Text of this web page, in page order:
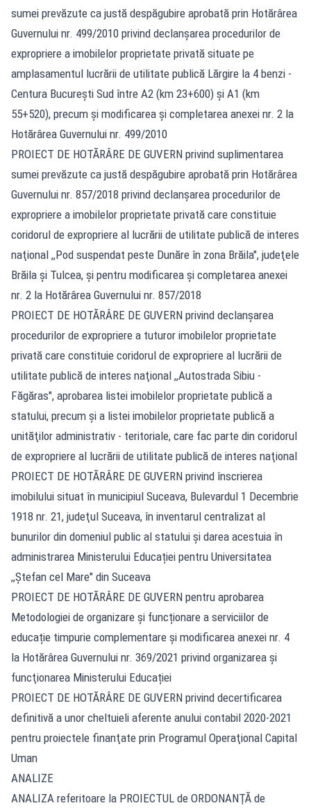
sumei prevăzute ca justă despăgubire aprobată prin Hotărârea
Guvernului nr. 499/2010 privind declanşarea procedurilor de
expropriere a imobilelor proprietate privată situate pe
amplasamentul lucrării de utilitate publică Lărgire la 4 benzi -
Centura Bucureşti Sud între A2 (km 23+600) şi A1 (km
55+520), precum şi modificarea şi completarea anexei nr. 2 la
Hotărârea Guvernului nr. 499/2010
PROIECT DE HOTĂRÂRE DE GUVERN privind suplimentarea
sumei prevăzute ca justă despăgubire aprobată prin Hotărârea
Guvernului nr. 857/2018 privind declanşarea procedurilor de
expropriere a imobilelor proprietate privată care constituie
coridorul de expropriere al lucrării de utilitate publică de interes
naţional ,,Pod suspendat peste Dunăre în zona Brăila", judeţele
Brăila şi Tulcea, şi pentru modificarea şi completarea anexei
nr. 2 la Hotărârea Guvernului nr. 857/2018
PROIECT DE HOTĂRÂRE DE GUVERN privind declanşarea
procedurilor de expropriere a tuturor imobilelor proprietate
privată care constituie coridorul de expropriere al lucrării de
utilitate publică de interes naţional ,,Autostrada Sibiu -
Făgăras", aprobarea listei imobilelor proprietate publică a
statului, precum şi a listei imobilelor proprietate publică a
unităţilor administrativ - teritoriale, care fac parte din coridorul
de expropriere al lucrării de utilitate publică de interes naţional
PROIECT DE HOTĂRÂRE DE GUVERN privind înscrierea
imobilului situat în municipiul Suceava, Bulevardul 1 Decembrie
1918 nr. 21, judeţul Suceava, în inventarul centralizat al
bunurilor din domeniul public al statului şi darea acestuia în
administrarea Ministerului Educației pentru Universitatea
,,Ştefan cel Mare" din Suceava
PROIECT DE HOTĂRÂRE DE GUVERN pentru aprobarea
Metodologiei de organizare şi funcționare a serviciilor de
educație timpurie complementare şi modificarea anexei nr. 4
la Hotărârea Guvernului nr. 369/2021 privind organizarea şi
funcţionarea Ministerului Educației
PROIECT DE HOTĂRÂRE DE GUVERN privind decertificarea
definitivă a unor cheltuieli aferente anului contabil 2020-2021
pentru proiectele finanţate prin Programul Operaţional Capital
Uman
ANALIZE
ANALIZA referitoare la PROIECTUL de ORDONANŢĂ de